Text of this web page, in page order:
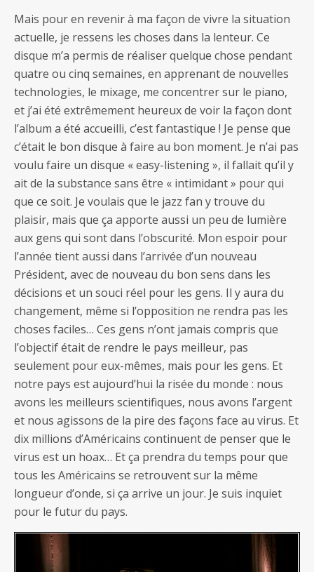
Mais pour en revenir à ma façon de vivre la situation
actuelle, je ressens les choses dans la lenteur. Ce
disque m’a permis de réaliser quelque chose pendant
quatre ou cinq semaines, en apprenant de nouvelles
technologies, le mixage, me concentrer sur le piano,
et j’ai été extrêmement heureux de voir la façon dont
l’album a été accueilli, c’est fantastique ! Je pense que
c’était le bon disque à faire au bon moment. Je n’ai pas
voulu faire un disque « easy-listening », il fallait qu’il y
ait de la substance sans être « intimidant » pour qui
que ce soit. Je voulais que le jazz fan y trouve du
plaisir, mais que ça apporte aussi un peu de lumière
aux gens qui sont dans l’obscurité. Mon espoir pour
l’année tient aussi dans l’arrivée d’un nouveau
Président, avec de nouveau du bon sens dans les
décisions et un souci réel pour les gens. Il y aura du
changement, même si l’opposition ne rendra pas les
choses faciles… Ces gens n’ont jamais compris que
l’objectif était de rendre le pays meilleur, pas
seulement pour eux-mêmes, mais pour les gens. Et
notre pays est aujourd’hui la risée du monde : nous
avons les meilleurs scientifiques, nous avons l’argent
et nous agissons de la pire des façons face au virus. Et
dix millions d’Américains continuent de penser que le
virus est un hoax… Et ça prendra du temps pour que
tous les Américains se retrouvent sur la même
longueur d’onde, si ça arrive un jour. Je suis inquiet
pour le futur du pays.